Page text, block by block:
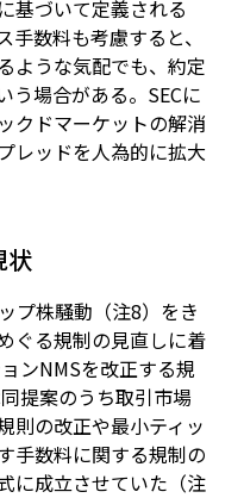
基づいて定義される
数料も考慮すると、
ような気配でも、約定
う場合がある。SECに
クドマーケットの解消
レッドを人為的に拡大
状
プ株騒動（注8）をき
ぐる規制の見直しに着
ンNMSを改正する規
提案のうち取引市場
則の改正や最小ティッ
手数料に関する規制の
に成立させていた（注